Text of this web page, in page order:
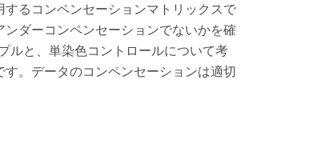
るコンペンセーションマトリックスで
ダーコンペンセーションでないかを確
と、単染色コントロールについて考
。データのコンペンセーションは適切